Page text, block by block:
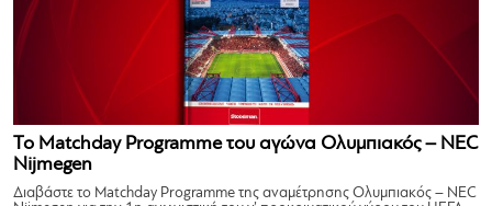
Το Matchday Programme του αγώνα Ολυμπιακός – NEC
Nijmegen
Διαβάστε το Matchday Programme της αναμέτρησης Ολυμπιακός – NEC